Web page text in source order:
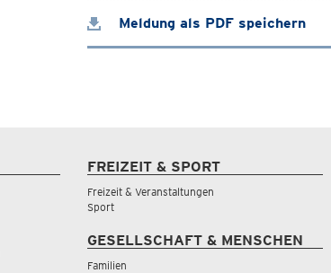
Meldung als PDF speichern
FREIZEIT & SPORT
Freizeit & Veranstaltungen
Sport
GESELLSCHAFT & MENSCHEN
Familien